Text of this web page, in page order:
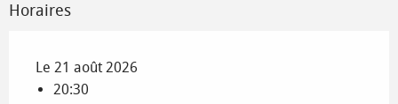
Horaires
Le 21 août 2026
20:30